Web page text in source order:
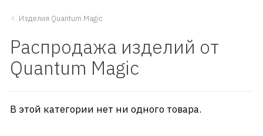
Изделия Quantum Magic
Распродажа изделий от
Quantum Magic
В этой категории нет ни одного товара.